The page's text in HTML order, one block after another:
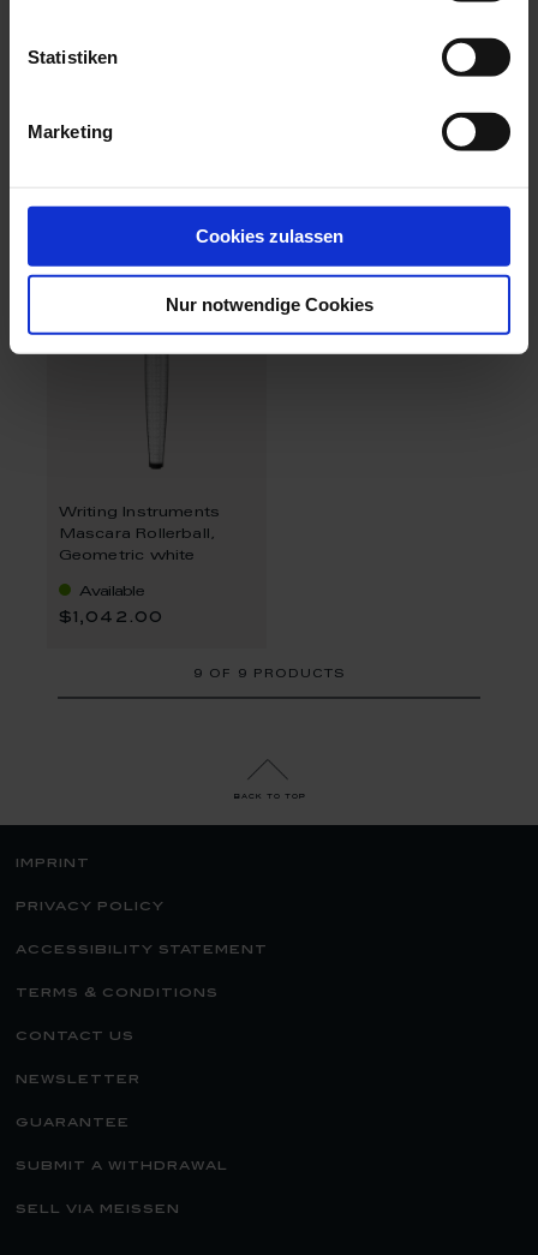
Statistiken
Marketing
Cookies zulassen
Nur notwendige Cookies
Geometric gold
Writing Instruments
Mascara Rollerball,
Geometric white
Available
$1,042.00
9 OF 9 PRODUCTS
back to top
imprint
privacy policy
accessibility statement
terms & conditions
contact us
newsletter
guarantee
submit a withdrawal
sell via meissen